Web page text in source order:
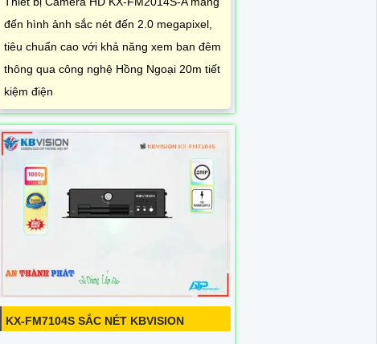
đến hình ảnh sắc nét đến 2.0 megapixel,
tiêu chuẩn cao với khả năng xem ban đêm
thông qua công nghệ Hồng Ngoại 20m tiết
kiệm điện
KX-FM7104S SẮC NÉT KBVISION